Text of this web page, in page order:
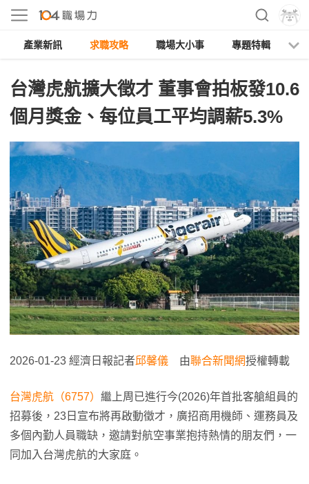
產業新訊 求職攻略 職場大小事 專題特輯
台灣虎航擴大徵才 董事會拍板發10.6
個月獎金、每位員工平均調薪5.3%
2026-01-23 經濟日報記者邱馨儀 由聯合新聞網授權轉載
台灣虎航（6757） 繼上周已進行今(2026)年首批客艙組員的
招募後，23日宣布將再啟動徵才，廣招商用機師、運務員及
多個內勤人員職缺，邀請對航空事業抱持熱情的朋友們，一
同加入台灣虎航的大家庭。